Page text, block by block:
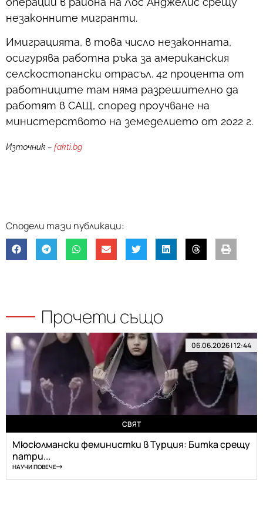
незаконните мигранти.
Имиграцията, в това число незаконната,
осигурява работна ръка за американския
селскостопански отрасъл. 42 процента от
работниците там няма разрешително да
работят в САЩ, според проучване на
министерството на земеделието от 2022 г.
Източник – fakti.bg
Прочети също
06.06.2026 | 12:44
СВЯТ
Мюсюлмански феминистки в Турция: Битка срещу
патри...
НАУЧИ ПОВЕЧЕ